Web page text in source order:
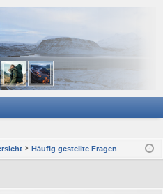
Häufig gestellte Fragen